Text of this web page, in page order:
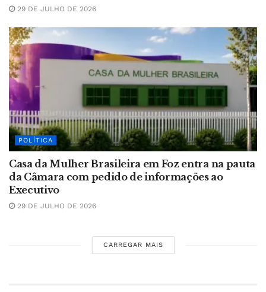
29 DE JULHO DE 2026
POLÍTICA
Casa da Mulher Brasileira em Foz entra na pauta
da Câmara com pedido de informações ao
Executivo
29 DE JULHO DE 2026
CARREGAR MAIS